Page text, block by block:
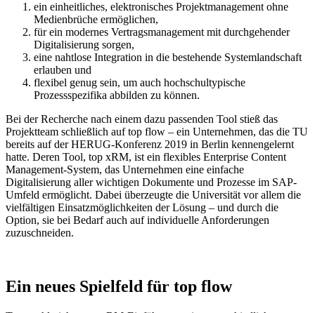
ein einheitliches, elektronisches Projektmanagement ohne
Medienbrüche ermöglichen,
für ein modernes Vertragsmanagement mit durchgehender
Digitalisierung sorgen,
eine nahtlose Integration in die bestehende Systemlandschaft
erlauben und
flexibel genug sein, um auch hochschultypische
Prozessspezifika abbilden zu können.
Bei der Recherche nach einem dazu passenden Tool stieß das
Projektteam schließlich auf top flow – ein Unternehmen, das die TU
bereits auf der HERUG‑Konferenz 2019 in Berlin kennengelernt
hatte. Deren Tool, top xRM, ist ein flexibles Enterprise Content
Management-System, das Unternehmen eine einfache
Digitalisierung aller wichtigen Dokumente und Prozesse im SAP-
Umfeld ermöglicht. Dabei überzeugte die Universität vor allem die
vielfältigen Einsatzmöglichkeiten der Lösung – und durch die
Option, sie bei Bedarf auch auf individuelle Anforderungen
zuzuschneiden.
Ein neues Spielfeld für top flow